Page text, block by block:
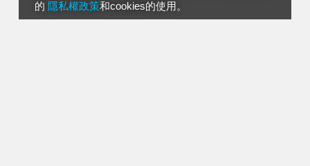
的 隱私權政策和cookies的使用。